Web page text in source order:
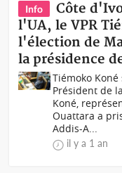
Info
Côte
l'UA, le VPR
l'élection de
la présidence
Tiémoko
Président de
Koné,
Ouattara a
Addis-A...
il y a 1 an